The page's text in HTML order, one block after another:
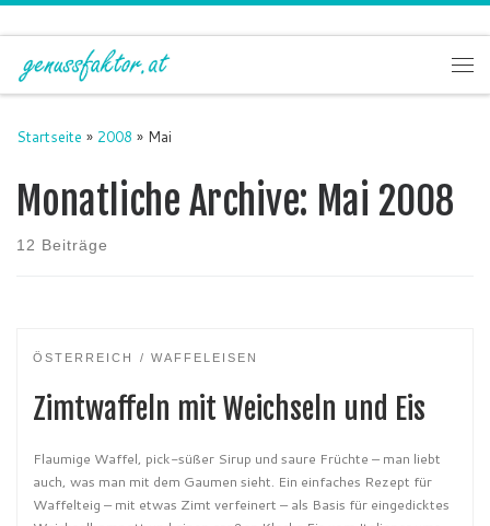
Zum Inhalt springen
Startseite » 2008 » Mai
Monatliche Archive: Mai 2008
12 Beiträge
ÖSTERREICH WAFFELEISEN
Zimtwaffeln mit Weichseln und Eis
Flaumige Waffel, pick-süßer Sirup und saure Früchte – man liebt
auch, was man mit dem Gaumen sieht. Ein einfaches Rezept für
Waffelteig – mit etwas Zimt verfeinert – als Basis für eingedicktes